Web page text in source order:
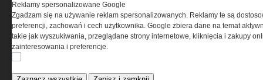
Producenta bazy danych zastrzeżone. Jakiekolwiek dalsze rozpowszechnianie
Reklamy spersonalizowane Google
Zgadzam się na używanie reklam spersonalizowanych. Reklamy te są
preferencji, zachowań i cech użytkownika. Google zbiera dane na temat
takie jak wyszukiwania, przeglądane strony internetowe, kliknięcia i zakupy
zainteresowania i preferencje.